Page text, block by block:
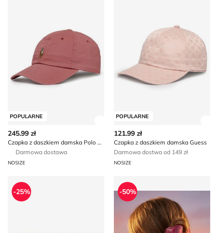
POPULARNE
245.99 zł
Czapka z daszkiem damska Polo Ralph Lauren
Darmowa dostawa
NOSIZE
POPULARNE
121.99 zł
Czapka z daszkiem damska Guess
Darmowa dostwa od 149 zł
NOSIZE
4F - Opaska do włosów
-25%
Gumka do włosów Sinsay
-50%